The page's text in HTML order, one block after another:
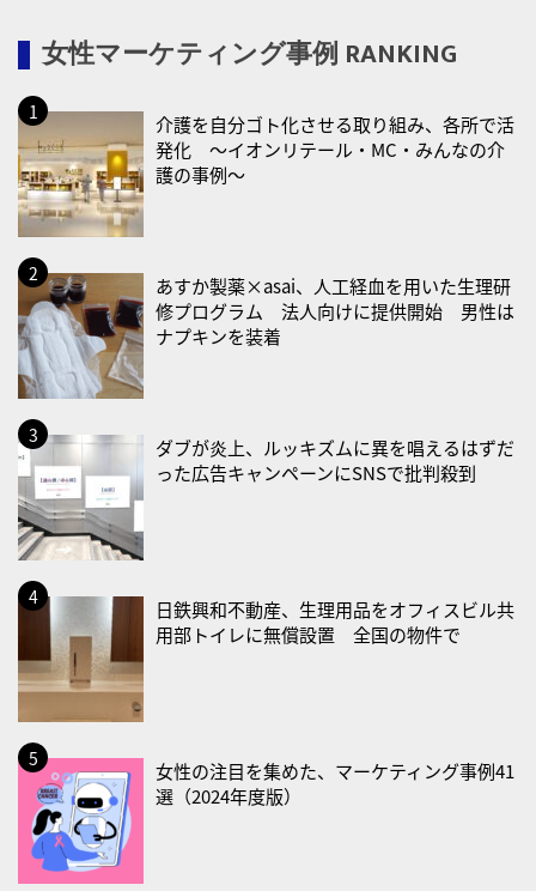
2026/08/17(月)
・減塩の日
2026/08/18(火)
・防犯の日
2026/08/19(水)
・食育の日
2026/08/21(金)
・治療アプリの日
・献血の日
2026/08/22(土)
・禁煙の日
2026/08/23(日)
・不眠の日
・乳酸菌の日
2026/08/25(火)
・いたわり肌の日
2026/08/26(水)
・風呂の日
2026/08/29(土)
・筋肉強化の日
2026/08/30(日)
女性マーケティング事例 RANKING
介護を自分ゴト化させる取り組み、各所で活
発化 〜イオンリテール・MC・みんなの介
護の事例〜
あすか製薬×asai、人工経血を用いた生理研
修プログラム 法人向けに提供開始 男性は
ナプキンを装着
ダブが炎上、ルッキズムに異を唱えるはずだ
った広告キャンペーンにSNSで批判殺到
日鉄興和不動産、生理用品をオフィスビル共
用部トイレに無償設置 全国の物件で
女性の注目を集めた、マーケティング事例41
選（2024年度版）